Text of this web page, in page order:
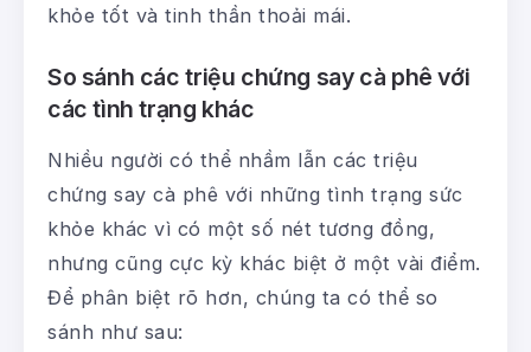
khỏe tốt và tinh thần thoải mái.
So sánh các triệu chứng say cà phê với
các tình trạng khác
Nhiều người có thể nhầm lẫn các triệu
chứng say cà phê với những tình trạng sức
khỏe khác vì có một số nét tương đồng,
nhưng cũng cực kỳ khác biệt ở một vài điểm.
Để phân biệt rõ hơn, chúng ta có thể so
sánh như sau: